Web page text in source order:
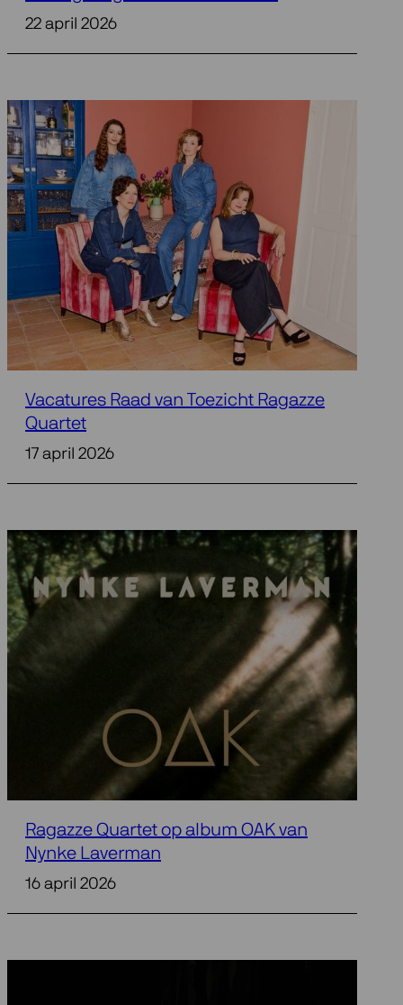
22 april 2026
Vacatures Raad van Toezicht Ragazze
Quartet
17 april 2026
Ragazze Quartet op album OAK van
Nynke Laverman
16 april 2026